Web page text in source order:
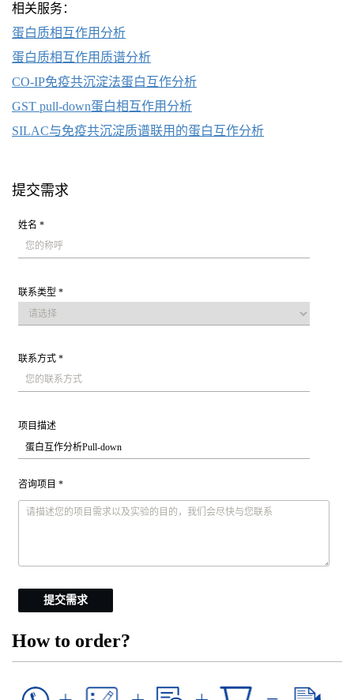
相关服务：
蛋白质相互作用分析
蛋白质相互作用质谱分析
CO-IP免疫共沉淀法蛋白互作分析
GST pull-down蛋白相互作用分析
SILAC与免疫共沉淀质谱联用的蛋白互作分析
提交需求
姓名 *
联系类型 *
联系方式 *
项目描述
咨询项目 *
提交需求
How to order?